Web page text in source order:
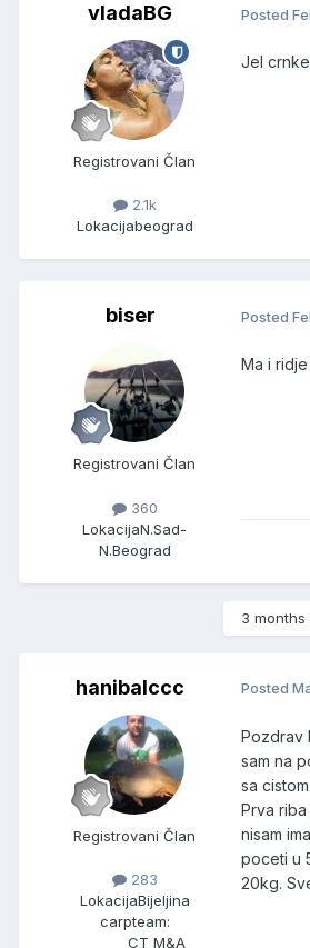
vladaBG
Registrovani Član
2.1k
Lokacijabeograd
Posted
Jel crnke
biser
Registrovani Član
360
LokacijaN.Sad-
N.Beograd
Posted
Ma i
3 months
hanibalccc
Registrovani Član
283
LokacijaBijeljina
carpteam:
CT M&A
Posted
Pozdrav
sam na
sa
Prva
nisam
poceti u
20kg.